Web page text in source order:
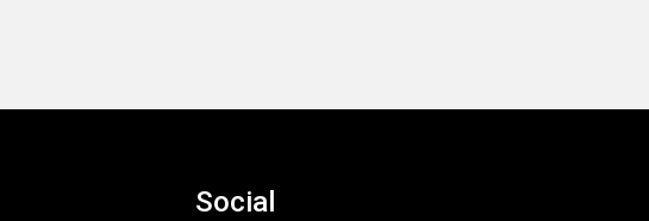
Social